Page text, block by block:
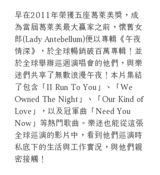
早在2011年榮獲五座葛萊美獎，成
為當屆葛萊美最大贏家之前，懷舊女
郎(Lady Antebellum)便以專輯《午夜
情深》，於全球暢銷破百萬專輯！並
於全球舉辦巡迴演唱會的他們，與樂
迷們共享了無數浪漫午夜！本片集結
了包含「II Run To You」、「We
Owned The Night」、「Our Kind of
Love」，以及冠軍曲「Need You
Now」等熱門歌曲。樂迷也能從這張
全球巡演的影片中，看到他們巡演時
私底下的生活與工作實況，與他們親
密接觸！